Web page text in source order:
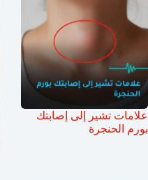
علامات تشير إلى إصابتك
بورم الحنجرة